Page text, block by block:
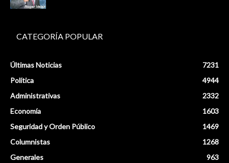
CATEGORÍA POPULAR
Últimas Noticias
7231
Política
4944
Administrativas
2332
Economía
1603
Seguridad y Orden Público
1469
Columnistas
1268
Generales
963